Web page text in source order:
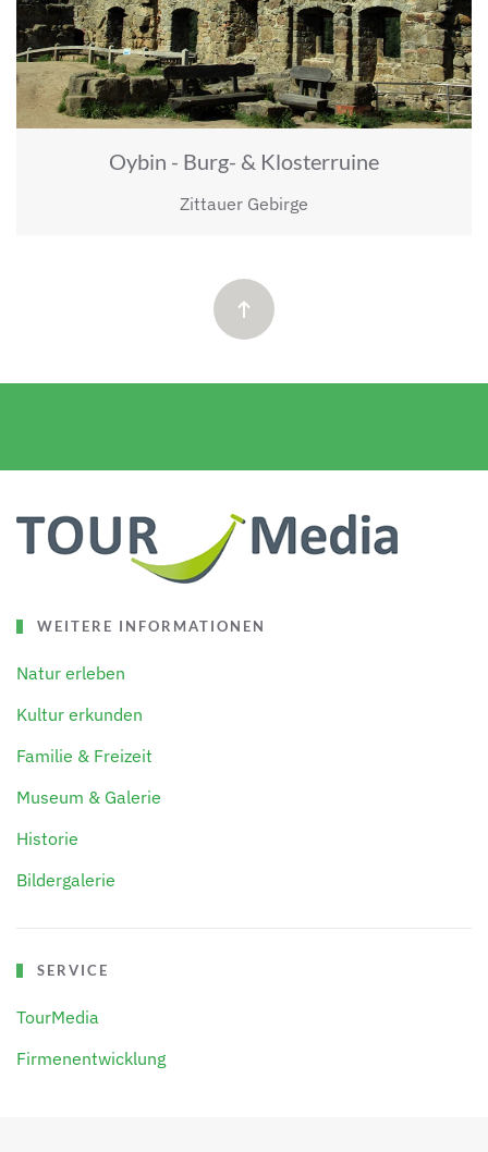
Oybin - Burg- & Klosterruine
Zittauer Gebirge
WEITERE INFORMATIONEN
Natur erleben
Kultur erkunden
Familie & Freizeit
Museum & Galerie
Historie
Bildergalerie
SERVICE
TourMedia
Firmenentwicklung